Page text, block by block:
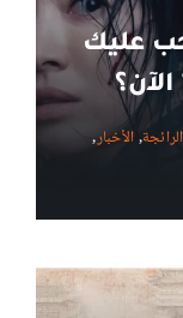
عليك
,الأخبار,